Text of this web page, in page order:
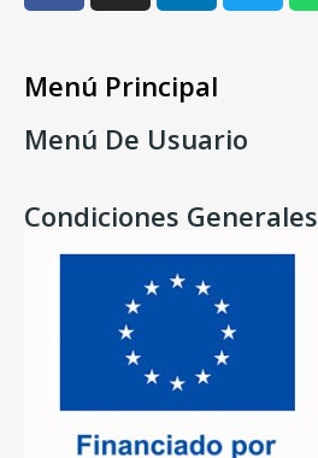
Menú Principal
Menú De Usuario
Condiciones Generales